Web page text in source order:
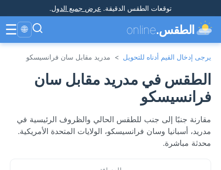
توقعات الطقس الدقيقة. عرض جميع الدول.
الطقس.online
🌐
☰
يرجى إدخال القيم أدناه للتحويل > مدريد مقابل سان فرانسيسكو
الطقس في مدريد مقابل سان
فرانسيسكو
مقارنة جنبًا إلى جنب للطقس الحالي والظروف الرئيسية في
مدريد، أسبانيا وسان فرانسيسكو، الولايات المتحدة الأمريكية.
محدثة مباشرة.